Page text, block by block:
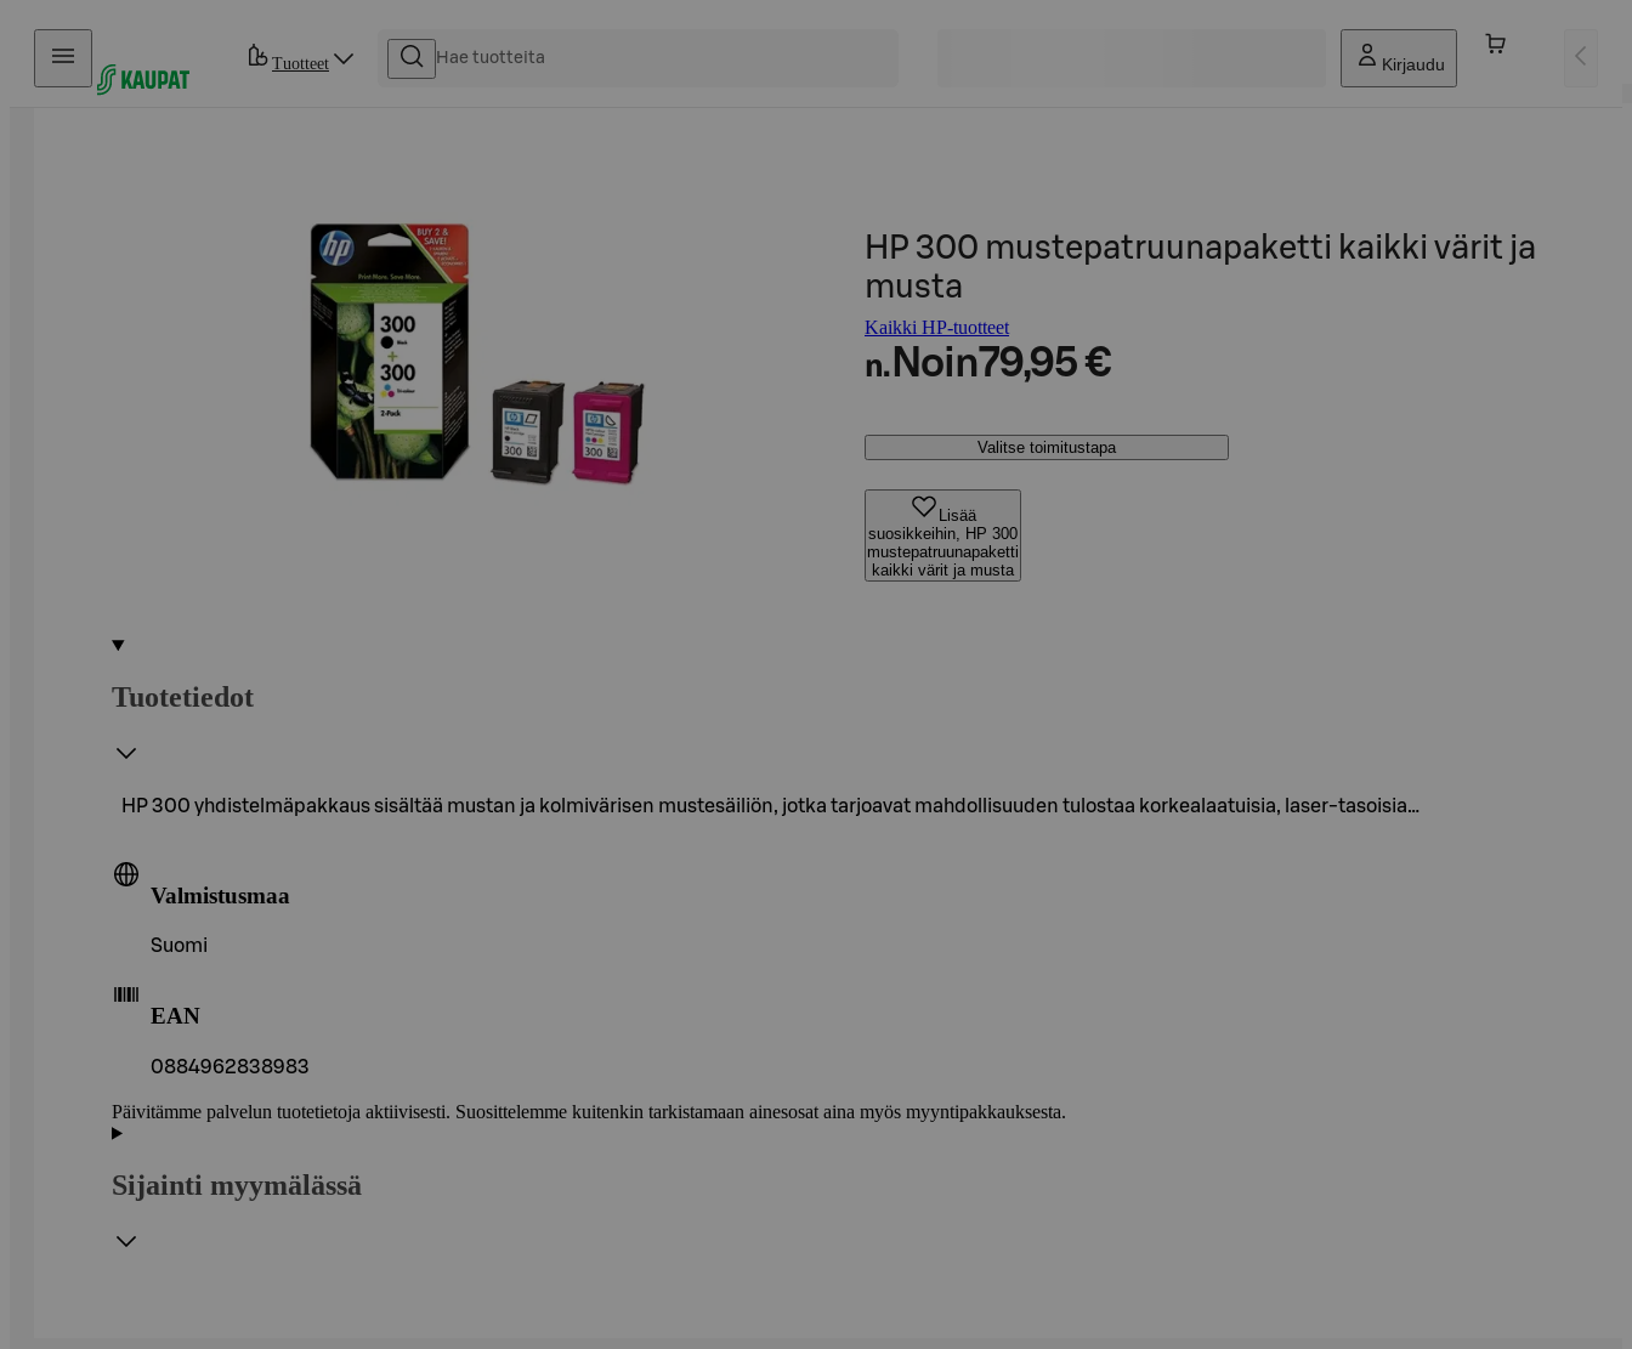
Hyppää sisältöön
Tuotteet Kirjaudu
HP 300 mustepatruunapaketti kaikki värit ja
musta
Kaikki HP-tuotteet
n. Noin79,95 €
Valitse toimitustapa
Lisää
suosikkeihin, HP 300
mustepatruunapaketti
kaikki värit ja musta
Tuotetiedot
HP 300 yhdistelmäpakkaus sisältää mustan ja kolmivärisen mustesäiliön, jotka tarjoavat mahdollisuuden tulostaa korkealaatuisia, laser-tasoisia…
Valmistusmaa
Suomi
EAN
0884962838983
Päivitämme palvelun tuotetietoja aktiivisesti. Suosittelemme kuitenkin tarkistamaan ainesosat aina myös myyntipakkauksesta.
Sijainti myymälässä